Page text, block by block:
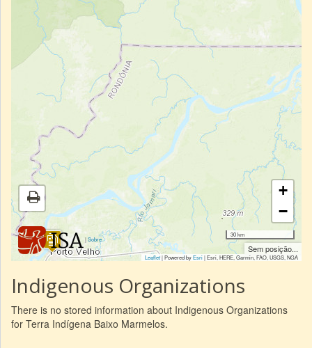
|Sobre
+
−
30 km
Sem posição...
Leaflet| Powered byEsri|Esri, HERE, Garmin, FAO, USGS, NGA
Indigenous Organizations
There is no stored information about Indigenous Organizations
for Terra Indígena Baixo Marmelos.